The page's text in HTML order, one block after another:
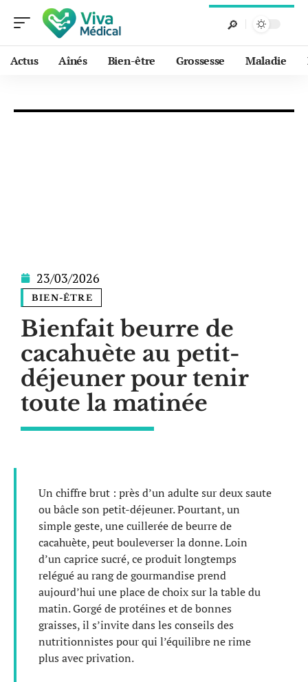
Actus Aînés Bien-être Grossesse Maladie
23/03/2026
BIEN-ÊTRE
Bienfait beurre de
cacahuète au petit-
déjeuner pour tenir
toute la matinée
Un chiffre brut : près d’un adulte sur deux saute
ou bâcle son petit-déjeuner. Pourtant, un
simple geste, une cuillerée de beurre de
cacahuète, peut bouleverser la donne. Loin
d’un caprice sucré, ce produit longtemps
relégué au rang de gourmandise prend
aujourd’hui une place de choix sur la table du
matin. Gorgé de protéines et de bonnes
graisses, il s’invite dans les conseils des
nutritionnistes pour qui l’équilibre ne rime
plus avec privation.